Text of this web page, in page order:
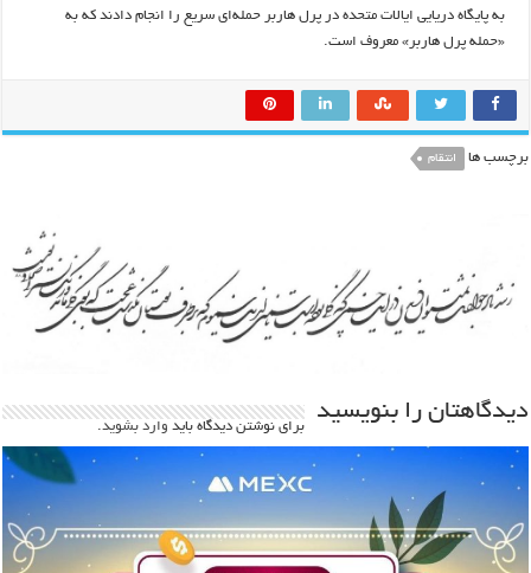
به پایگاه دریایی ایالات متحده در پرل هاربر حمله‌ای سریع را انجام دادند که به
«حمله پرل هاربر» معروف است.
برچسب ها انتقام
دیدگاهتان را بنویسید
برای نوشتن دیدگاه باید وارد بشوید.